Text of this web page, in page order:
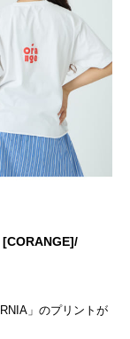
[CORANGE]/
」のプリントが